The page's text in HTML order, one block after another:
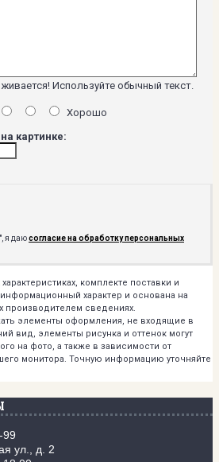
Используйте обычный текст.
Хорошо
картинке:
я даюсогласие на обработку персональных
комплекте поставки и
характер и основана на
производителем сведениях.
элементы оформления, не входящие в
вид, элементы рисунка и оттенок могут
на фото, а также в зависимости от
монитора. Точную информацию уточняйте
99
ул., д. 2